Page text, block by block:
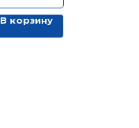
В корзину